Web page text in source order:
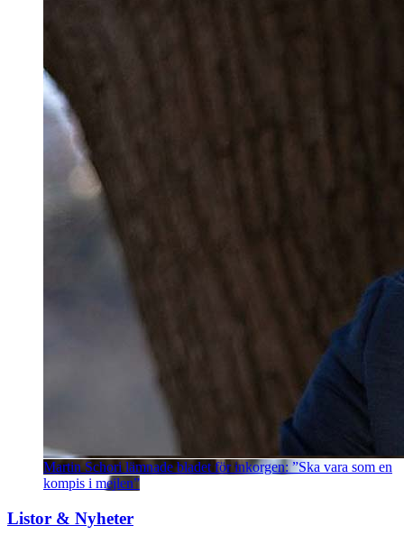
Martin Schori lämnade bladet för inkorgen: ”Ska vara som en
kompis i mejlen”
Listor & Nyheter